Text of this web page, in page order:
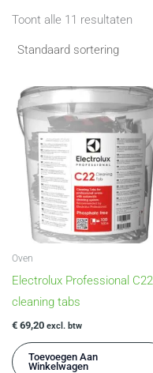
Toont alle 11 resultaten
Oven
Electrolux Professional C22
cleaning tabs
€ 69,20 excl. btw
Toevoegen Aan
Winkelwagen